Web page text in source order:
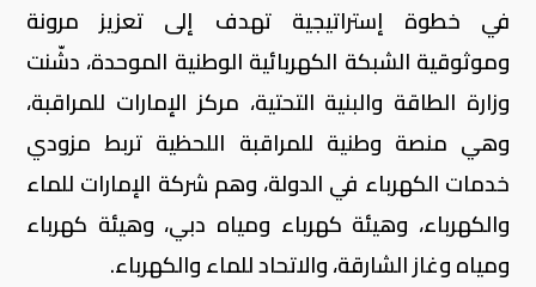
في خطوة إستراتيجية تهدف إلى تعزيز مرونة
وموثوقية الشبكة الكهربائية الوطنية الموحدة، دشّنت
وزارة الطاقة والبنية التحتية، مركز الإمارات للمراقبة،
وهي منصة وطنية للمراقبة اللحظية تربط مزودي
خدمات الكهرباء في الدولة، وهم شركة الإمارات للماء
والكهرباء، وهيئة كهرباء ومياه دبي، وهيئة كهرباء
ومياه وغاز الشارقة، والاتحاد للماء والكهرباء.